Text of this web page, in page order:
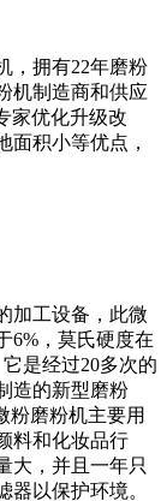
，拥有22年磨粉
机制造商和供应
家优化升级改
面积小等优点，
加工设备，此微
6%，莫氏硬度在
是经过20多次的
造的新型磨粉
粉磨粉机主要用
料和化妆品行
大，并且一年只
器以保护环境。